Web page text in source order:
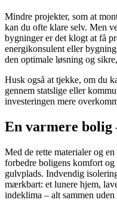
Mindre projekter, som at
kan du ofte klare selv. Men
bygninger er det klogt at få
energikonsulent eller
den optimale løsning og
Husk også at tjekke, om du
gennem statslige eller
investeringen mere
En varmere bolig
Med de rette materialer og
forbedre boligens komfort
gulvplads. Indvendig
mærkbart: et lunere hjem,
indeklima – alt sammen